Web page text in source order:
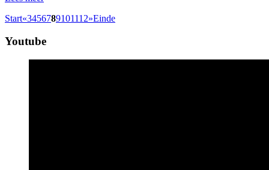
Start«3456789101112»Einde
Youtube